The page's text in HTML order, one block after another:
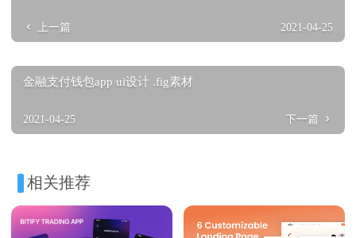
上一篇 2021-04-25
金融支付钱包app ui设计 .fig素材
2021-04-25 下一篇
相关推荐